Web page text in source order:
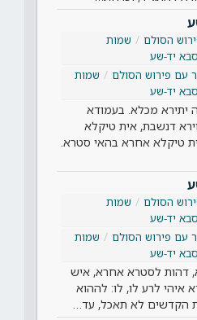
הסולם
שמות
יד-שע
עם פירוש הסולם
שמות
יד-שע
יתירא מכלא. בעמודא
דנשבת, אית טיקלא
טיקלא אחרא בהאי סטרא.
הסולם
שמות
יד-שע
עם פירוש הסולם
שמות
יד-שע
דהות לסטרא אחרא, איש
איהי לרע לו, לו: לההוא
הקדשים לא תאכל, עד…